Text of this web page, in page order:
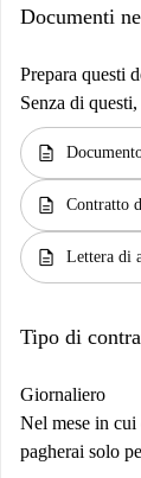
Documenti
Prepara questi
Senza di
description
description Contratto
description Lettera di
Tipo di
Giornaliero
Nel mese in cui
pagherai solo